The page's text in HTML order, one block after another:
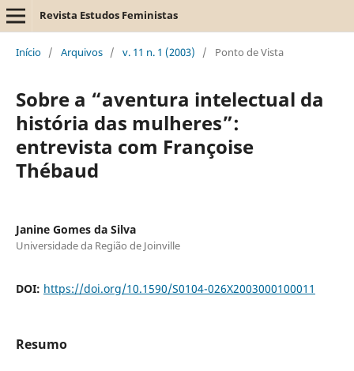
Revista Estudos Feministas
Início / Arquivos / v. 11 n. 1 (2003) / Ponto de Vista
Sobre a “aventura intelectual da
história das mulheres”:
entrevista com Françoise
Thébaud
Janine Gomes da Silva
Universidade da Região de Joinville
DOI: https://doi.org/10.1590/S0104-026X2003000100011
Resumo